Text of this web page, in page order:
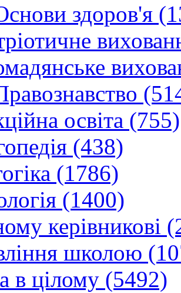
здоров'я
освіта (755)
(438)
(1786)
(1400)
керівникові
школою
в цілому (5492)